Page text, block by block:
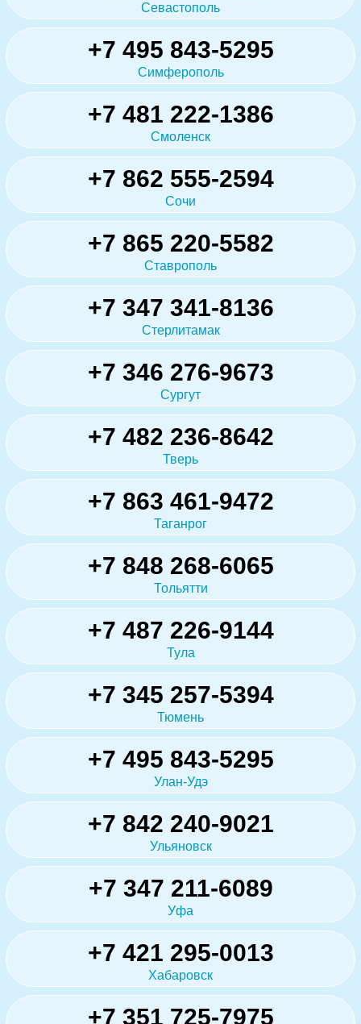
Севастополь
+7 495 843-5295
Симферополь
+7 481 222-1386
Смоленск
+7 862 555-2594
Сочи
+7 865 220-5582
Ставрополь
+7 347 341-8136
Стерлитамак
+7 346 276-9673
Сургут
+7 482 236-8642
Тверь
+7 863 461-9472
Таганрог
+7 848 268-6065
Тольятти
+7 487 226-9144
Тула
+7 345 257-5394
Тюмень
+7 495 843-5295
Улан-Удэ
+7 842 240-9021
Ульяновск
+7 347 211-6089
Уфа
+7 421 295-0013
Хабаровск
+7 351 725-7975